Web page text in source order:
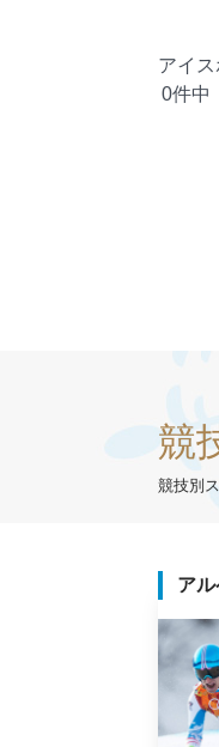
アイ
0件中
競
競技別
ア